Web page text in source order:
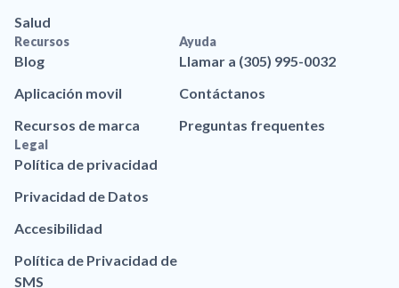
Salud
Recursos
Blog
Aplicación movil
Recursos de marca
Ayuda
Llamar a (305) 995-0032
Contáctanos
Preguntas frequentes
Legal
Política de privacidad
Privacidad de Datos
Accesibilidad
Política de Privacidad de
SMS